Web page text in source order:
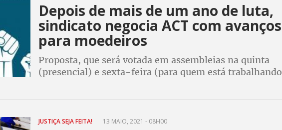
Depois de mais de um ano de luta,
sindicato negocia ACT com avanços
para moedeiros
Proposta, que será votada em assembleias na quinta
(presencial) e sexta-feira (para quem está trabalhando
JUSTIÇA SEJA FEITA! 13 MAIO, 2021 - 08H00